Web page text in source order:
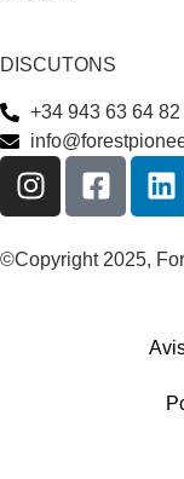
DISCUTONS
+34 943 63 64 82
©Copyright 2025,